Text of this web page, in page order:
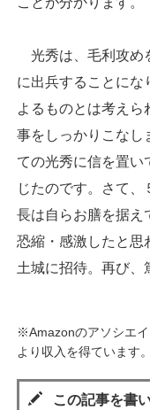
光秀は、毛利攻め
に出兵することにな
よるものとは考え
事をしっかりこなし
ての光秀に信を置い
じたのです。さて
長は自らお膳を据え
恐縮・感激したと思
土城に招待。再び、
※Amazonのアソシエ
より収入を得ています。
この記事を書